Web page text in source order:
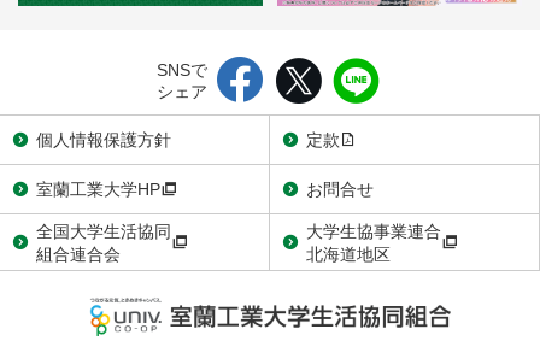
SNSで
シェア
個人情報保護方針
定款
室蘭工業大学HP
お問合せ
全国大学生活協同
組合連合会
大学生協事業連合
北海道地区